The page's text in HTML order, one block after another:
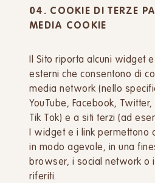
04. COOKIE DI TERZE
MEDIA COOKIE
Il Sito riporta alcuni widget
esterni che consentono di
media network (nello
YouTube, Facebook,
Tik Tok) e a siti terzi (ad
I widget e i link permettono
in modo agevole, in una
browser, i social network o
riferiti.